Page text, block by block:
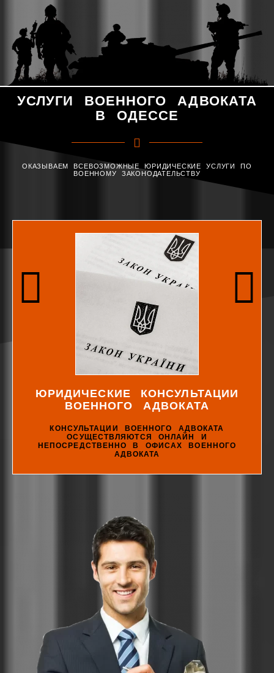
УСЛУГИ ВОЕННОГО АДВОКАТА
В ОДЕССЕ
ОКАЗЫВАЕМ ВСЕВОЗМОЖНЫЕ ЮРИДИЧЕСКИЕ УСЛУГИ ПО
ВОЕННОМУ ЗАКОНОДАТЕЛЬСТВУ
ЮРИДИЧЕСКИЕ КОНСУЛЬТАЦИИ
ВОЕННОГО АДВОКАТА
КОНСУЛЬТАЦИИ ВОЕННОГО АДВОКАТА
ОСУЩЕСТВЛЯЮТСЯ ОНЛАЙН И
НЕПОСРЕДСТВЕННО В ОФИСАХ ВОЕННОГО
АДВОКАТА